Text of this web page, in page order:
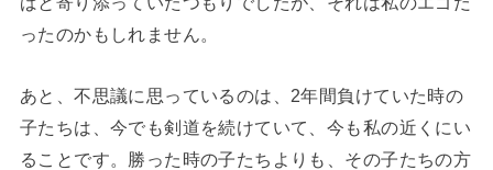
ったのかもしれません。
あと、不思議に思っているのは、2年間負けていた時の
子たちは、今でも剣道を続けていて、今も私の近くにい
ることです。勝った時の子たちよりも、その子たちの方